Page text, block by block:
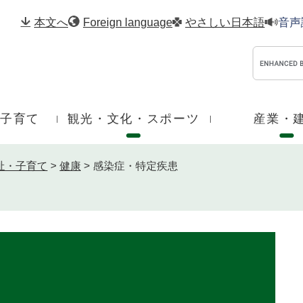
本文へ Foreign language やさしい日本語 音
育て 観光・文化・スポーツ 産業・
・子育て > 健康 > 感染症・特定疾患